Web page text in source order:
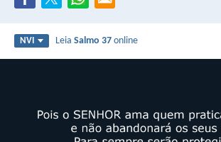
NVI LeiaSalmo 37 online